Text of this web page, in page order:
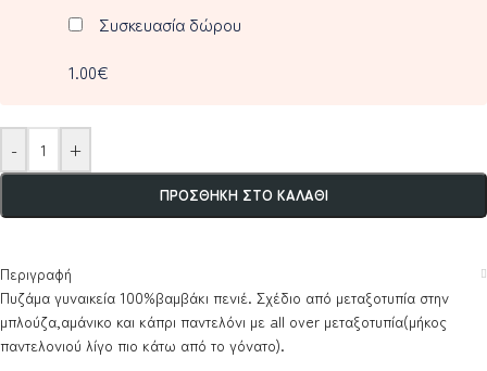
Συσκευασία δώρου
1.00€
- +
ΠΡΟΣΘΉΚΗ ΣΤΟ ΚΑΛΆΘΙ
Περιγραφή
Πυζάμα γυναικεία 100%βαμβάκι πενιέ. Σχέδιο από μεταξοτυπία στην
μπλούζα,αμάνικο και κάπρι παντελόνι με all over μεταξοτυπία(μήκος
παντελονιού λίγο πιο κάτω από το γόνατο).